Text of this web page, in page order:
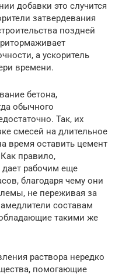
добавки это случится
затвердевания
поздней
а ускоритель
времени.
бетона,
обычного
Так, их
смесей на длительное
время оставить цемент
правило,
дает рабочим еще
благодаря чему они
не переживая за
составам
такими же
раствора нередко
помогающие